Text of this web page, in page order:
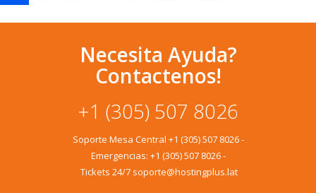
Necesita Ayuda?
Contactenos!
+1 (305) 507 8026
Soporte Mesa Central +1 (305) 507 8026-
Emergencias: +1 (305) 507 8026-
Tickets 24/7 soporte@hostingplus.lat